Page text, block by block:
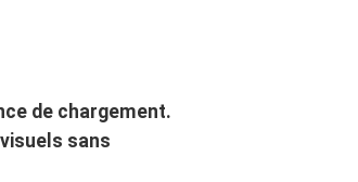
de chargement.
sans